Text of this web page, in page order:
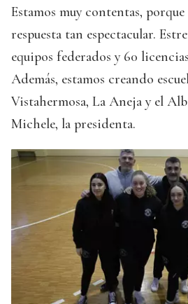
Estamos muy contentas,
respuesta tan espectacular.
equipos federados y 60
Además, estamos creando
Vistahermosa, La Aneja y el
Michele, la presidenta.